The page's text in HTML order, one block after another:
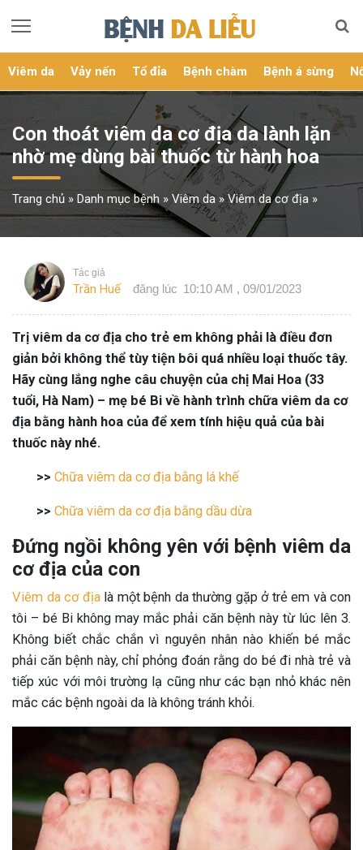
Viêm da Vảy nến Tổ đỉa Bệnh chàm Bệnh á sừng
Con thoát viêm da cơ địa da lành lặn
nhờ mẹ dùng bài thuốc từ hành hoa
Trang chủ » Danh mục bệnh » Viêm da »Viêm da cơ địa »
Tác giả
Trần Huế đăng lúc 10:10 AM , 09/01/2023
Trị viêm da cơ địa cho trẻ em không phải là điều đơn
giản bởi không thể tùy tiện bôi quá nhiều loại thuốc tây.
Hãy cùng lắng nghe câu chuyện của chị Mai Hoa (33
tuổi, Hà Nam) – mẹ bé Bi về hành trình chữa viêm da cơ
địa bằng hành hoa của để xem tính hiệu quả của bài
thuốc này nhé.
>> Chữa viêm da cơ địa bằng lá khế
>> Chữa viêm da cơ địa bằng dầu dừa
Đứng ngồi không yên với bệnh viêm da
cơ địa của con
Viêm da cơ địalà một bệnh da thường gặp ở trẻ em và con
tôi – bé Bi không may mắc phải căn bệnh này từ lúc lên 3.
Không biết chắc chắn vì nguyên nhân nào khiến bé mắc
phải căn bệnh này, chỉ phỏng đoán rằng do bé đi nhà trẻ và
tiếp xúc với môi trường lạ cũng như các bạn nhỏ khác nên
mắc các bệnh ngoài da là không tránh khỏi.